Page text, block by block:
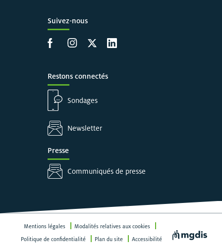
Suivez-nous
Accéder à la page Facebook
Accéder à la page Instagram
Accéder à la page X
Accéder à LinkedIn
Restons connectés
Sondages
Newsletter
Presse
Communiqués de presse
Mentions légales
Modalités relatives aux cookies
Politique de confidentialité
Plan du site Accessibilité Visiter le site